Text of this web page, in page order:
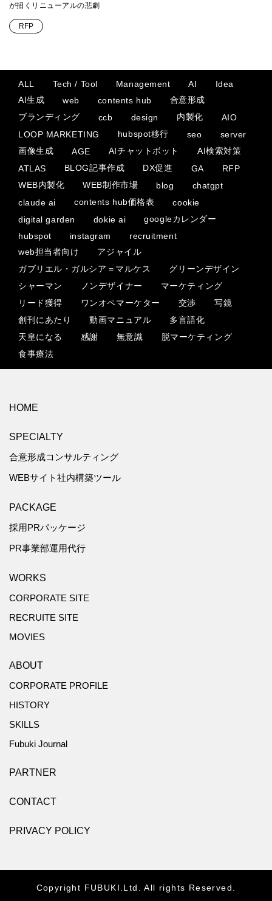
が招くリニューアルの悲劇
RFP
ALL Tech / Tool Management AI
Idea
AI生成
web contents hub
合意形成
ブランディング
ccb design 内製化
AIO
LOOP MARKETING
hubspot移行 seo
server
画像生成
AGE AIチャットボット
AI検索対策
ATLAS
BLOG記事作成 DX促進 GA
RFP
WEB内製化
WEB制作市場 blog
chatgpt
claude ai
contents hub価格表
cookie
digital garden
dokie ai
googleカレンダー
hubspot
instagram
recruitment
web担当者向け
アジャイル
ガブリエル・ガルシア＝マルケス
グリーンデザイン
シャーマン
ノンデザイナー
マーケティング
リード獲得
ワンオペマーケター 交渉
写鏡
創刊にあたり
動画マニュアル
多言語化
天皇になる
感謝 無意識
脱マーケティング
食事療法
HOME
SPECIALTY
合意形成コンサルティング
WEBサイト社内構築ツール
PACKAGE
採用PRパッケージ
PR事業部運用代行
WORKS
CORPORATE SITE
RECRUITE SITE
MOVIES
ABOUT
CORPORATE PROFILE
HISTORY
SKILLS
Fubuki Journal
PARTNER
CONTACT
PRIVACY POLICY
Copyright FUBUKI.Ltd. All rights Reserved.